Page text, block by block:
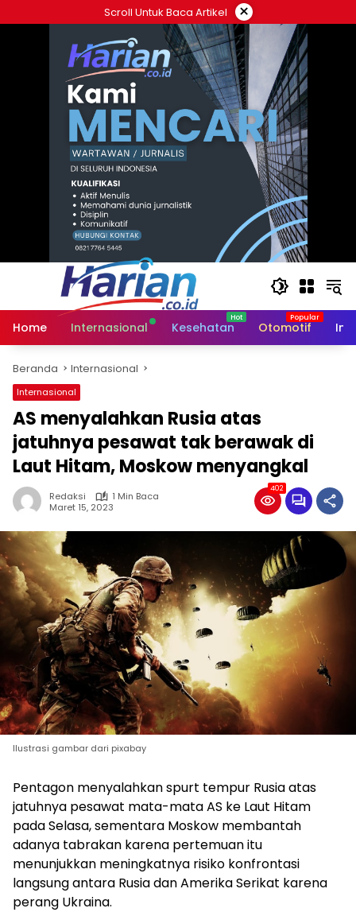
ke
Scroll Untuk Baca Artikel ×
Home Internasional Kesehatan Otomotif
Beranda Internasional
Internasional
AS menyalahkan Rusia atas
jatuhnya pesawat tak berawak di
Laut Hitam, Moskow menyangkal
Redaksi
1 Min Baca
Maret 15, 2023
402
Ilustrasi gambar dari pixabay
Pentagon menyalahkan spurt tempur Rusia atas
jatuhnya pesawat mata-mata AS ke Laut Hitam
pada Selasa, sementara Moskow membantah
adanya tabrakan karena pertemuan itu
menunjukkan meningkatnya risiko konfrontasi
langsung antara Rusia dan Amerika Serikat karena
perang Ukraina.